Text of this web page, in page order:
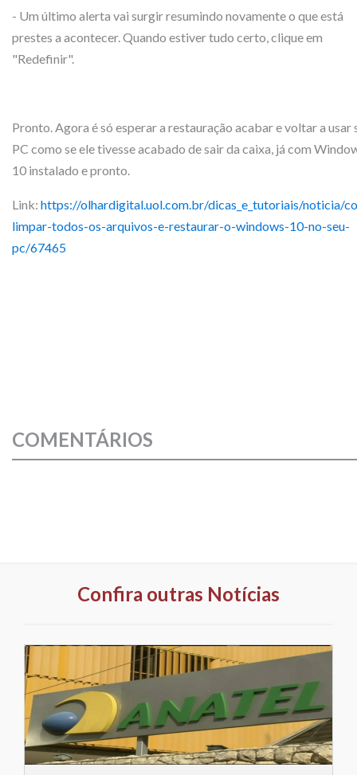
- Um último alerta vai surgir resumindo novamente o que está
prestes a acontecer. Quando estiver tudo certo, clique em
"Redefinir".
Pronto. Agora é só esperar a restauração acabar e voltar a usar
PC como se ele tivesse acabado de sair da caixa, já com
10 instalado e pronto.
Link: https://olhardigital.uol.com.br/dicas_e_tutoriais/noticia/
limpar-todos-os-arquivos-e-restaurar-o-windows-10-no-seu-
pc/67465
COMENTÁRIOS
Confira outras Notícias